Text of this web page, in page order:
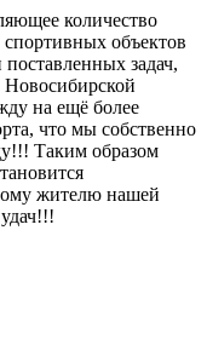
количество
объектов
задач,
Новосибирской
на ещё более
что мы собственно
Таким образом
жителю нашей